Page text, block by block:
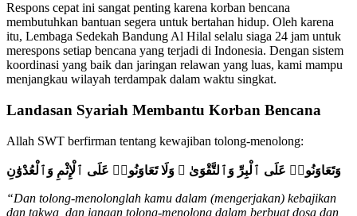
Respons cepat ini sangat penting karena korban bencana
membutuhkan bantuan segera untuk bertahan hidup. Oleh karena
itu, Lembaga Sedekah Bandung Al Hilal selalu siaga 24 jam untuk
merespons setiap bencana yang terjadi di Indonesia. Dengan sistem
koordinasi yang baik dan jaringan relawan yang luas, kami mampu
menjangkau wilayah terdampak dalam waktu singkat.
Landasan Syariah Membantu Korban Bencana
Allah SWT berfirman tentang kewajiban tolong-menolong:
وَتَعَاوَنُوا۟ عَلَى ٱلْبِرِّ وَٱلتَّقْوَىٰ ۖ وَلَا تَعَاوَنُوا۟ عَلَى ٱلْإِثْمِ وَٱلْعُدْوَٰنِ
“Dan tolong-menolonglah kamu dalam (mengerjakan) kebajikan
dan takwa, dan jangan tolong-menolong dalam berbuat dosa dan